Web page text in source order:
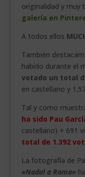
originalidad y muy
galería en
A todos ellos
También
habido durante el
votado un total
en castellano y
Tal y como
ha sido Pau
castellano) + 691
total de 1.392
La fotografía de
«Nadal a Roma»